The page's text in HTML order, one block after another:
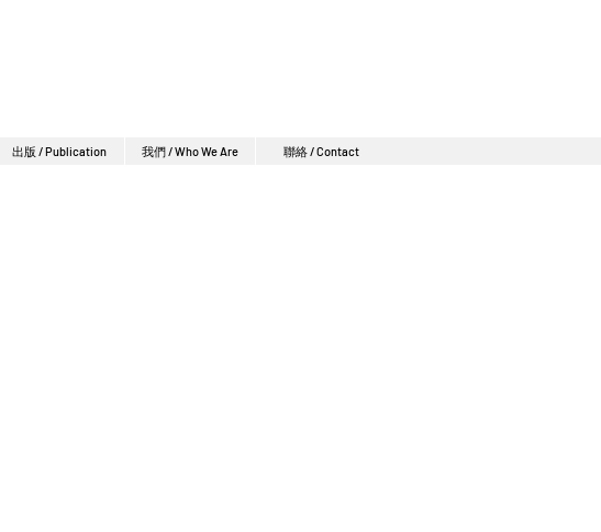
出版 / Publication 我們 / Who We Are 聯絡 / Contact